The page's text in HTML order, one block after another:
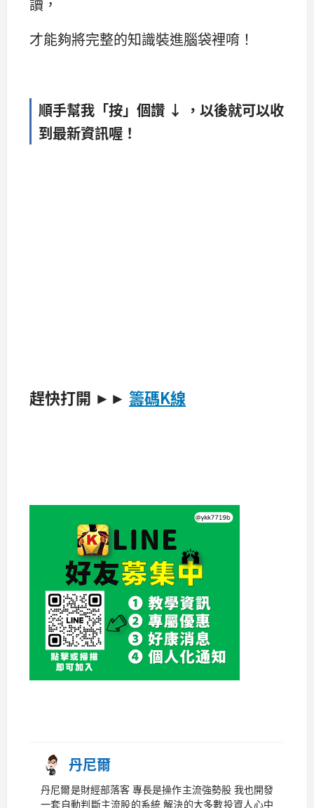
才能夠將完整的知識裝進腦袋裡唷！
順手幫我「按」個讚 ↓ ，以後就可以收
到最新資訊喔！
趕快打開 ►► 籌碼K線
丹尼爾
丹尼爾是財經部落客 專長是操作主流強勢股 我也開發
一套自動判斷主流股的系統 解決的大多數投資人心中